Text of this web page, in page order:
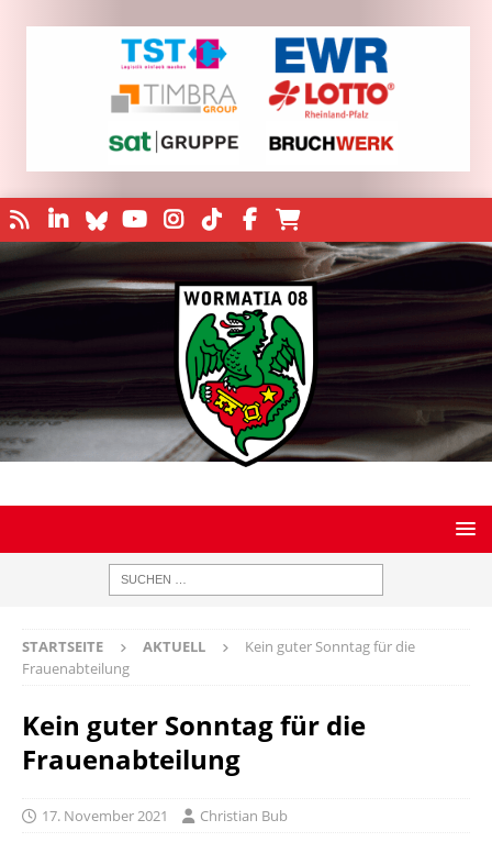
STARTSEITE AKTUELL
Kein guter Sonntag für die
Frauenabteilung
Kein guter Sonntag für die
Frauenabteilung
17. November 2021 Christian Bub